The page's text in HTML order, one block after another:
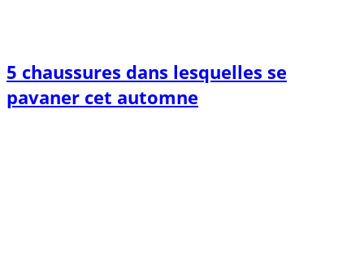
5 chaussures dans lesquelles se
pavaner cet automne